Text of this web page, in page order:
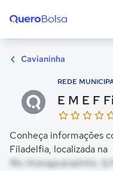
Cavianinha
REDE
E M E F
Conheça informações
Filadelfia, localizada na
Rio Aranaguarazinho,